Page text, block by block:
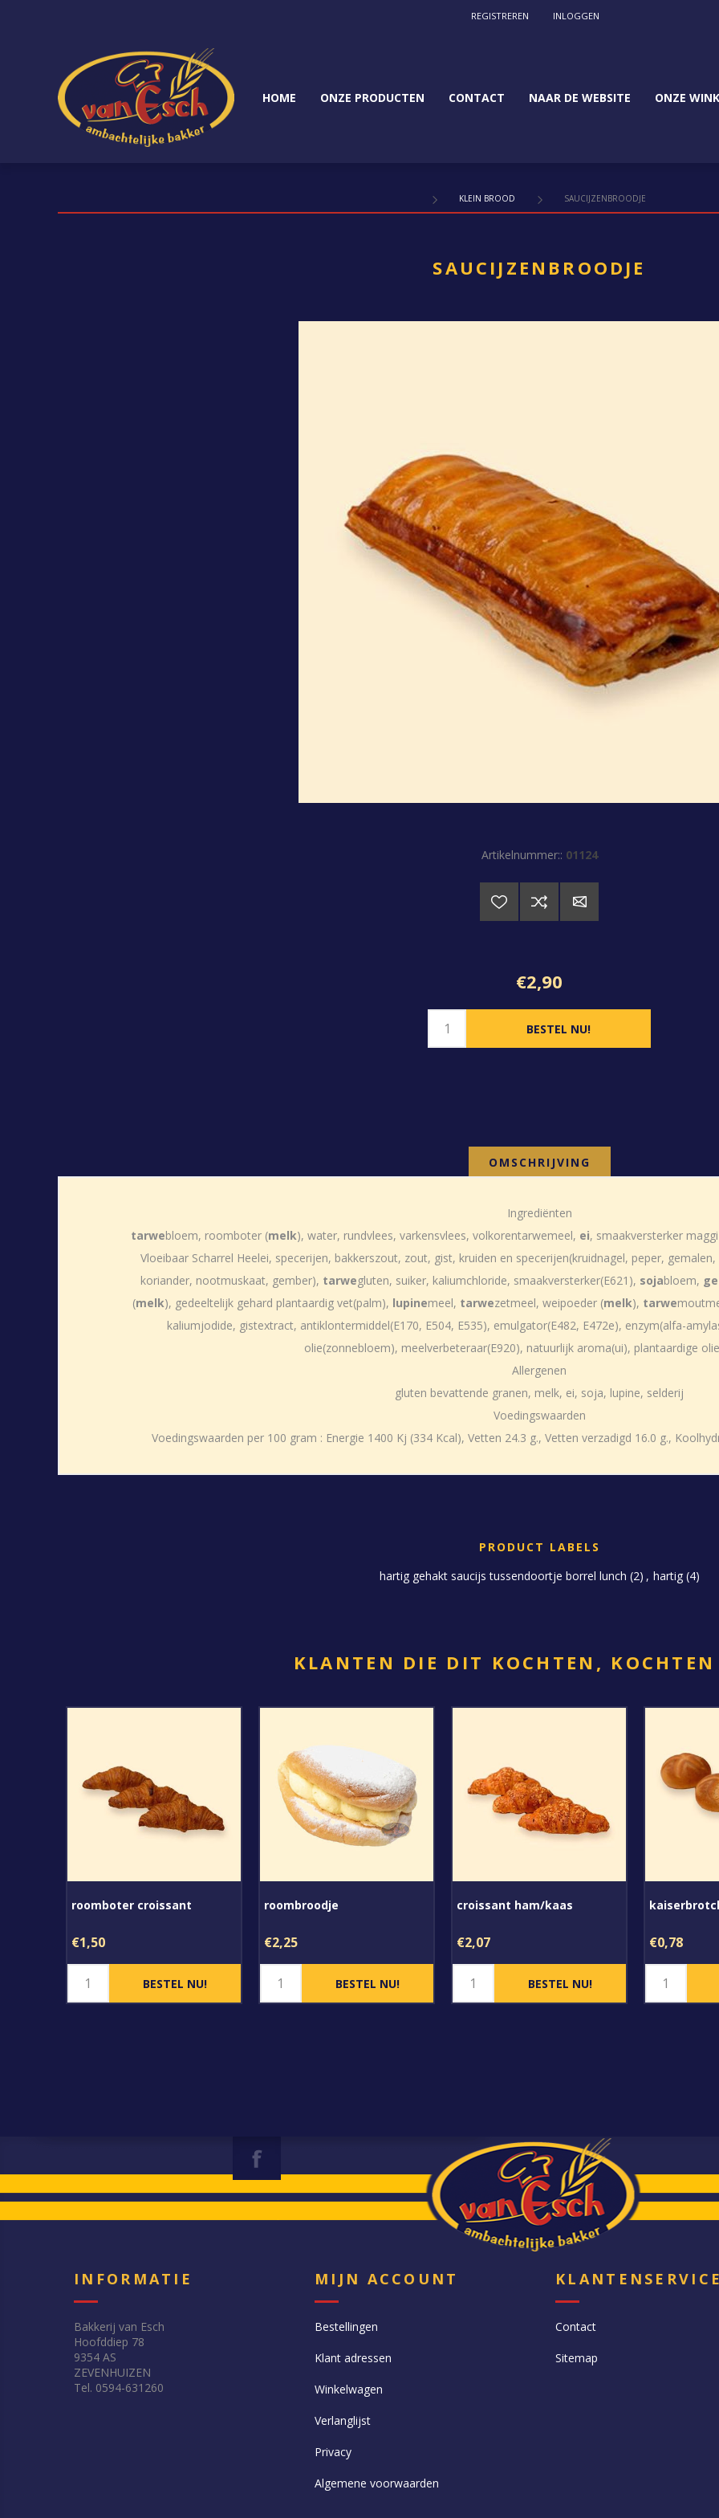
REGISTREREN INLOGGEN
HOME ONZE PRODUCTEN CONTACT NAAR DE WEBSITE ONZE
KLEIN BROOD SAUCIJZENBROODJE
SAUCIJZENBROODJE
Artikelnummer:: 01124
€2,90
OMSCHRIJVING
Ingrediënten
tarwebloem, roomboter (melk), water, rundvlees, varkensvlees, volkorentarwemeel, ei, smaakversterker
Vloeibaar Scharrel Heelei, specerijen, bakkerszout, zout, gist, kruiden en specerijen(kruidnagel, peper,
koriander, nootmuskaat, gember), tarwegluten, suiker, kaliumchloride, smaakversterker(E621), sojabloem,
(melk), gedeeltelijk gehard plantaardig vet(palm), lupinemeel, tarwezetmeel, weipoeder (melk), tarwe
kaliumjodide, gistextract, antiklontermiddel(E170, E504, E535), emulgator(E482, E472e), enzym(alfa-
olie(zonnebloem), meelverbeteraar(E920), natuurlijk aroma(ui), plantaardige
Allergenen
gluten bevattende granen, melk, ei, soja, lupine, selderij
Voedingswaarden
Voedingswaarden per 100 gram : Energie 1400 Kj (334 Kcal), Vetten 24.3 g., Vetten verzadigd 16.0 g.,
PRODUCT LABELS
hartig gehakt saucijs tussendoortje borrel lunch (2) , hartig (4)
KLANTEN DIE DIT KOCHTEN,
roomboter croissant
€1,50
roombroodje
€2,25
croissant ham/kaas
€2,07 €0,78
INFORMATIE
Bakkerij van Esch
Hoofddiep 78
9354 AS
ZEVENHUIZEN
Tel. 0594-631260
MIJN ACCOUNT
Bestellingen
Klant adressen
Winkelwagen
Verlanglijst
Privacy
Algemene voorwaarden
Contact
Sitemap